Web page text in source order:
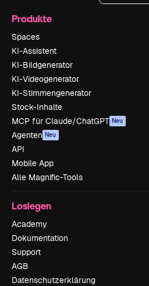
Produkte
Spaces
KI-Assistent
KI-Bildgenerator
KI-Videogenerator
KI-Stimmengenerator
Stock-Inhalte
MCP für Claude/ChatGPT Neu
Agenten Neu
API
Mobile App
Alle Magnific-Tools
Loslegen
Academy
Dokumentation
Support
AGB
Datenschutzerklärung